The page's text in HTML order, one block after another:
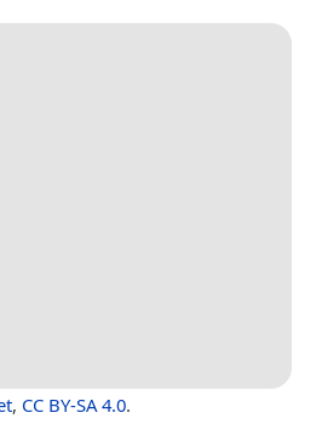
, CC BY-SA 4.0.